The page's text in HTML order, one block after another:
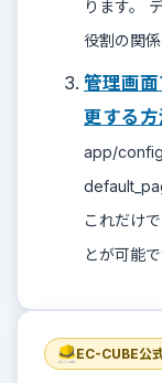
ります。
役割の関
管理画
更する方
app/
これだけ
とが可能
EC-CUBE公